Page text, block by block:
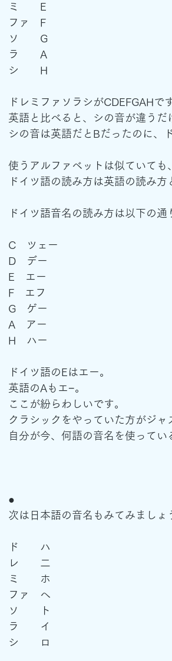
ミ　　E
ファ　F
ソ　　G
ラ　　A
シ　　H
ドレミファソラシがCDEFGAHで
英語と比べると、シの音が違うだ
シの音は英語だとBだったのに、
使うアルファベットは似ていても、
ドイツ語の読み方は英語の読み方
ドイツ語音名の読み方は以下の通
C　ツェー
D　デー
E　エー
F　エフ
G　ゲー
A　アー
H　ハー
ドイツ語のEはエー。
英語のAもエ−。
ここが紛らわしいです。
クラシックをやっていた方がジャ
自分が今、何語の音名を使ってい
●
次は日本語の音名もみてみましょ
ド　　ハ
レ　　二
ミ　　ホ
ファ　へ
ソ　　ト
ラ　　イ
シ　　ロ